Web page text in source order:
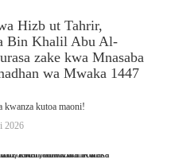
Hizb ut Tahrir,
Bin Khalil Abu Al-
zake kwa Mnasaba
wa Mwaka 1447
kwanza kutoa maoni!
2026